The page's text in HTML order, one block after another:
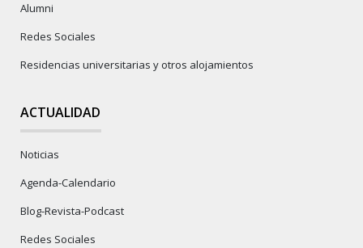
Alumni
Redes Sociales
Residencias universitarias y otros alojamientos
ACTUALIDAD
Noticias
Agenda-Calendario
Blog-Revista-Podcast
Redes Sociales